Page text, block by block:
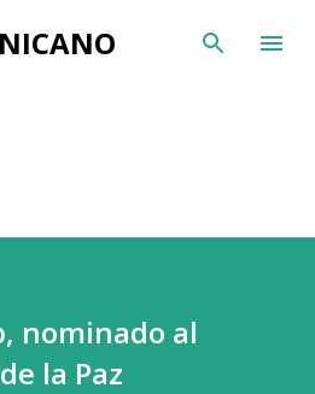
principal
nominado al
la Paz